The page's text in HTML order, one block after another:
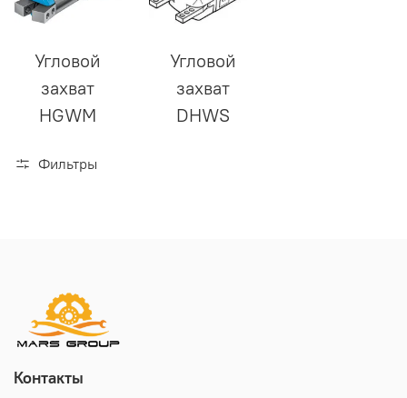
Угловой
захват
HGWM
Угловой
захват
DHWS
Фильтры
Контакты